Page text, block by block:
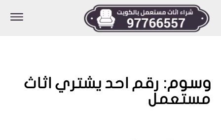
وسوم: رقم احد يشتري اثاث
مستعمل